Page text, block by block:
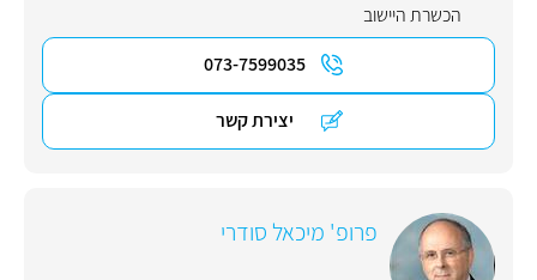
הכשרת היישוב
073-7599035
יצירת קשר
פרופ' מיכאל סודרי